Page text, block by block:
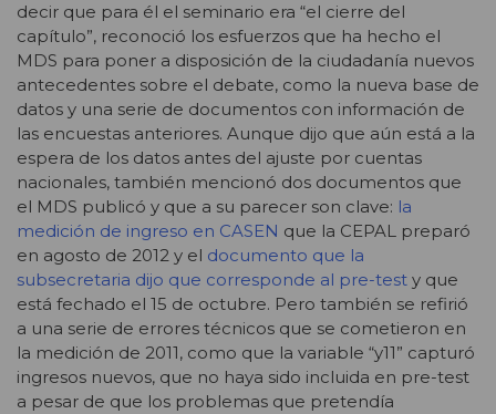
decir que para él el seminario era “el cierre del
capítulo”, reconoció los esfuerzos que ha hecho el
MDS para poner a disposición de la ciudadanía nuevos
antecedentes sobre el debate, como la nueva base de
datos y una serie de documentos con información de
las encuestas anteriores. Aunque dijo que aún está a la
espera de los datos antes del ajuste por cuentas
nacionales, también mencionó dos documentos que
el MDS publicó y que a su parecer son clave: la
medición de ingreso en CASEN que la CEPAL preparó
en agosto de 2012 y el documento que la
subsecretaria dijo que corresponde al pre-test y que
está fechado el 15 de octubre. Pero también se refirió
a una serie de errores técnicos que se cometieron en
la medición de 2011, como que la variable “y11” capturó
ingresos nuevos, que no haya sido incluida en pre-test
a pesar de que los problemas que pretendía